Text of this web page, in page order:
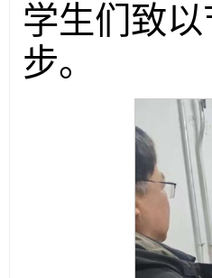
学生们致
步。